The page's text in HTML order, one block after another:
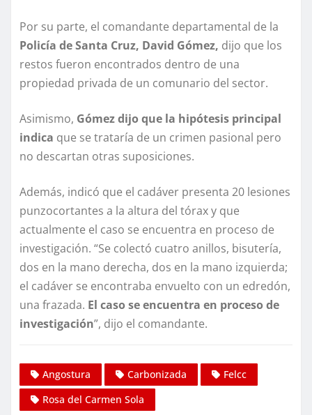
Por su parte, el comandante departamental de la
Policía de Santa Cruz, David Gómez, dijo que los
restos fueron encontrados dentro de una
propiedad privada de un comunario del sector.
Asimismo, Gómez dijo que la hipótesis principal
indica que se trataría de un crimen pasional pero
no descartan otras suposiciones.
Además, indicó que el cadáver presenta 20 lesiones
punzocortantes a la altura del tórax y que
actualmente el caso se encuentra en proceso de
investigación. “Se colectó cuatro anillos, bisutería,
dos en la mano derecha, dos en la mano izquierda;
el cadáver se encontraba envuelto con un edredón,
una frazada. El caso se encuentra en proceso de
investigación”, dijo el comandante.
Angostura Carbonizada
Felcc
Rosa del Carmen Sola